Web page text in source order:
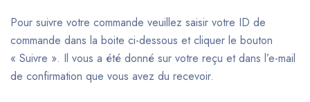
Pour suivre votre commande veuillez saisir votre ID de
commande dans la boite ci-dessous et cliquer le bouton
« Suivre ». Il vous a été donné sur votre reçu et dans l’e-mail
de confirmation que vous avez du recevoir.